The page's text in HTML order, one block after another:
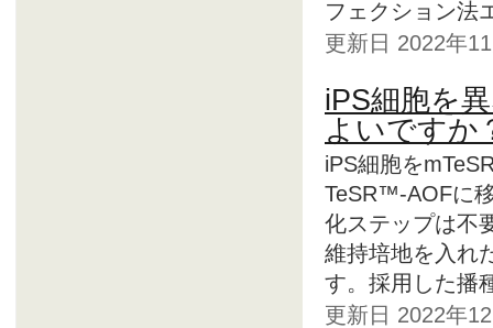
フェクション法
更新日 2022年
iPS細胞を
よいですか
iPS細胞を
TeSR™-AOFに
化ステップは不
維持培地を入れ
す。採用した播
更新日 2022年